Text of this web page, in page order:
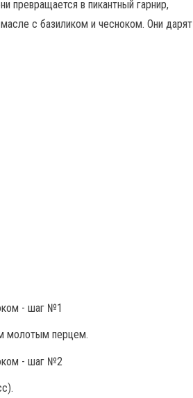
превращается в пикантный гарнир,
с базиликом и чесноком. Они дарят
молотым перцем.